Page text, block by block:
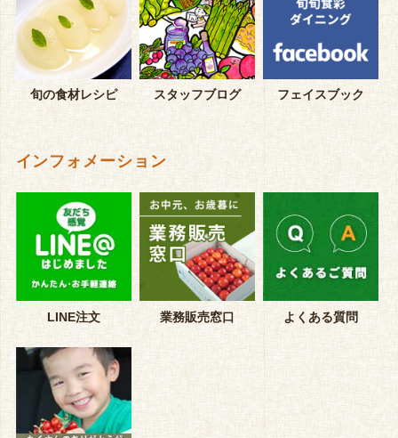
旬の食材レシピ スタッフブログ フェイスブック
インフォメーション
LINE注文 業務販売窓口 よくある質問